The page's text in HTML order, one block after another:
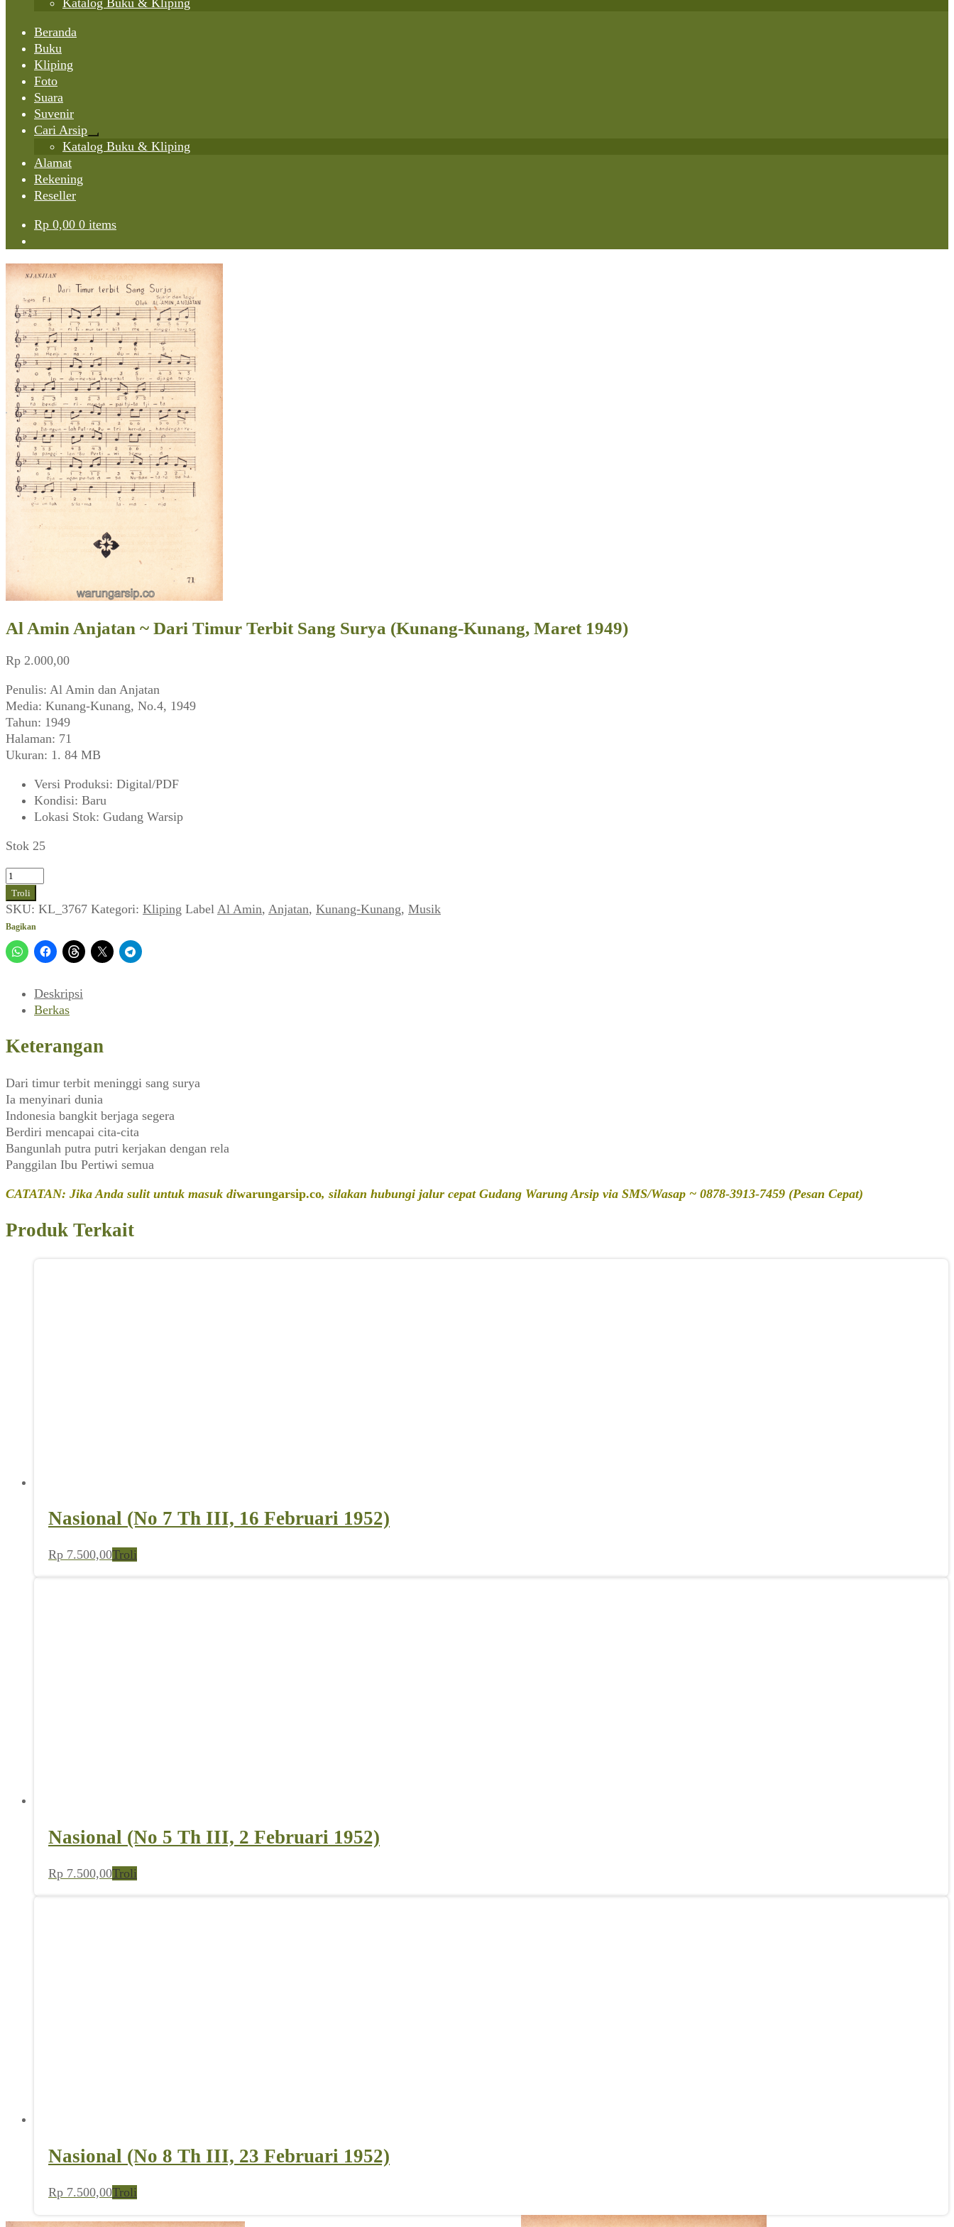
Katalog Buku & Kliping
Beranda
Buku
Kliping
Foto
Suara
Suvenir
Cari Arsip
Expand
child
Katalog Buku & Kliping
Alamat
Rekening
Reseller
Rp 0,00 0 items
Al Amin Anjatan ~ Dari Timur Terbit Sang Surya (Kunang-Kunang, Maret 1949)
Rp 2.000,00
Penulis: Al Amin dan Anjatan
Media: Kunang-Kunang, No.4, 1949
Tahun: 1949
Halaman: 71
Ukuran: 1. 84 MB
Versi Produksi: Digital/PDF
Kondisi: Baru
Lokasi Stok: Gudang Warsip
Stok 25
Kuantitas
Al
Amin
Anjatan
~
Dari
Terbit
(Kunang-
Kunang,
1949)
Troli
SKU: KL_3767 Kategori: Kliping Label Al Amin, Anjatan, Kunang-Kunang, Musik
Bagikan
Deskripsi
Berkas
Keterangan
Dari timur terbit meninggi sang surya
Ia menyinari dunia
Indonesia bangkit berjaga segera
Berdiri mencapai cita-cita
Bangunlah putra putri kerjakan dengan rela
Panggilan Ibu Pertiwi semua
CATATAN: Jika Anda sulit untuk masuk diwarungarsip.co, silakan hubungi jalur cepat Gudang Warung Arsip via SMS/Wasap ~ 0878-3913-7459 (Pesan Cepat)
Produk Terkait
Nasional (No 7 Th III, 16 Februari 1952)
Rp 7.500,00Troli
Nasional (No 5 Th III, 2 Februari 1952)
Rp 7.500,00Troli
Nasional (No 8 Th III, 23 Februari 1952)
Rp 7.500,00Troli